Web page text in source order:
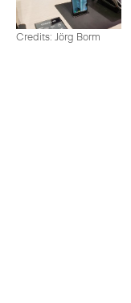
Credits: Jörg Borm